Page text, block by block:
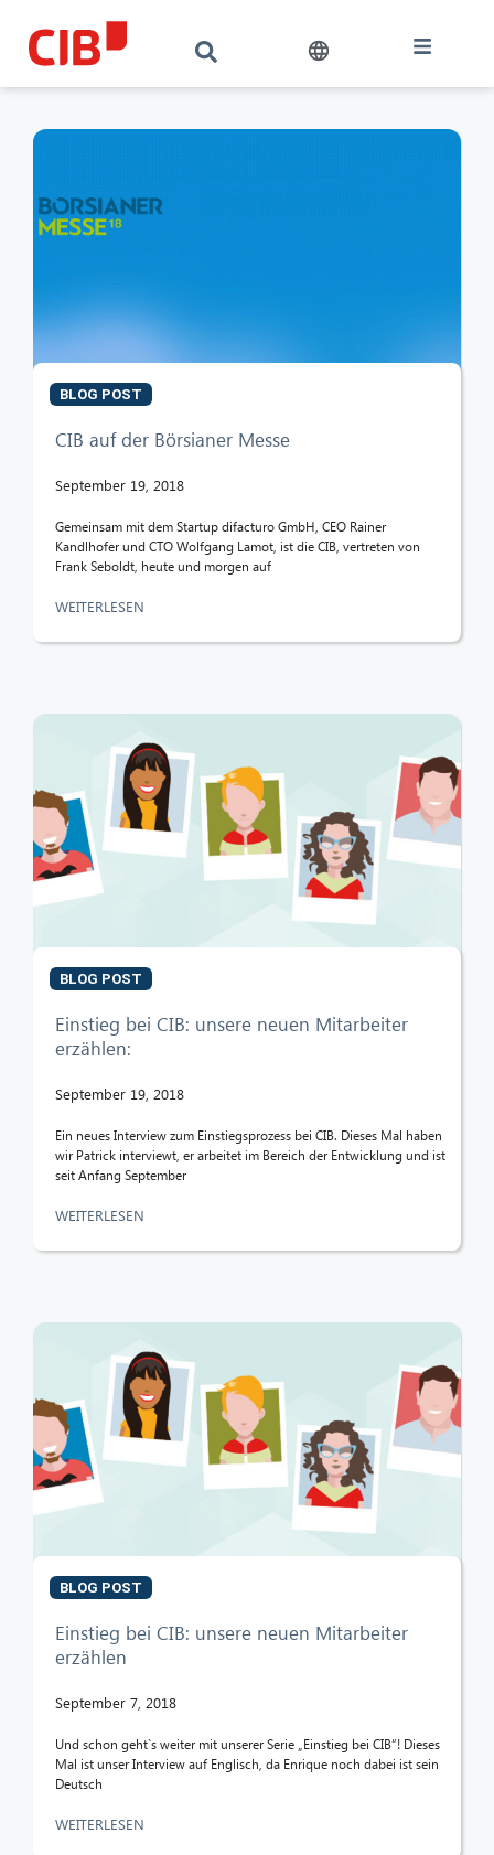
BLOG POST
CIB auf der Börsianer Messe
September 19, 2018
Gemeinsam mit dem Startup difacturo GmbH, CEO Rainer
Kandlhofer und CTO Wolfgang Lamot, ist die CIB, vertreten von
Frank Seboldt, heute und morgen auf
WEITERLESEN
BLOG POST
Einstieg bei CIB: unsere neuen Mitarbeiter
erzählen:
September 19, 2018
Ein neues Interview zum Einstiegsprozess bei CIB. Dieses Mal haben
wir Patrick interviewt, er arbeitet im Bereich der Entwicklung und ist
seit Anfang September
WEITERLESEN
BLOG POST
Einstieg bei CIB: unsere neuen Mitarbeiter
erzählen
September 7, 2018
Und schon geht`s weiter mit unserer Serie „Einstieg bei CIB“! Dieses
Mal ist unser Interview auf Englisch, da Enrique noch dabei ist sein
Deutsch
WEITERLESEN
CIB AI ChatBot